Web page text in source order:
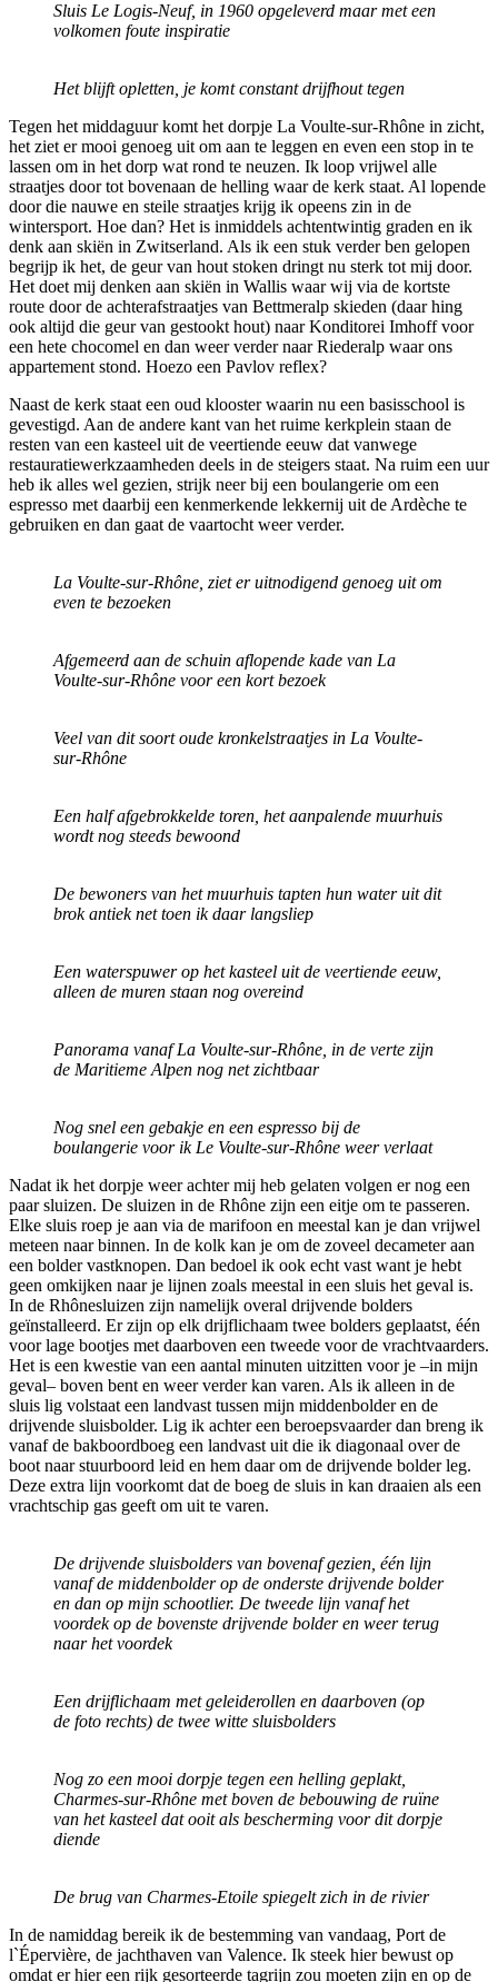
Sluis Le Logis-Neuf, in 1960 opgeleverd maar met een
volkomen foute inspiratie
Het blijft opletten, je komt constant drijfhout tegen
Tegen het middaguur komt het dorpje La Voulte-sur-Rhône in zicht,
het ziet er mooi genoeg uit om aan te leggen en even een stop in te
lassen om in het dorp wat rond te neuzen. Ik loop vrijwel alle
straatjes door tot bovenaan de helling waar de kerk staat. Al lopende
door die nauwe en steile straatjes krijg ik opeens zin in de
wintersport. Hoe dan? Het is inmiddels achtentwintig graden en ik
denk aan skiën in Zwitserland. Als ik een stuk verder ben gelopen
begrijp ik het, de geur van hout stoken dringt nu sterk tot mij door.
Het doet mij denken aan skiën in Wallis waar wij via de kortste
route door de achterafstraatjes van Bettmeralp skieden (daar hing
ook altijd die geur van gestookt hout) naar Konditorei Imhoff voor
een hete chocomel en dan weer verder naar Riederalp waar ons
appartement stond. Hoezo een Pavlov reflex?
Naast de kerk staat een oud klooster waarin nu een basisschool is
gevestigd. Aan de andere kant van het ruime kerkplein staan de
resten van een kasteel uit de veertiende eeuw dat vanwege
restauratiewerkzaamheden deels in de steigers staat. Na ruim een uur
heb ik alles wel gezien, strijk neer bij een boulangerie om een
espresso met daarbij een kenmerkende lekkernij uit de Ardèche te
gebruiken en dan gaat de vaartocht weer verder.
La Voulte-sur-Rhône, ziet er uitnodigend genoeg uit om
even te bezoeken
Afgemeerd aan de schuin aflopende kade van La
Voulte-sur-Rhône voor een kort bezoek
Veel van dit soort oude kronkelstraatjes in La Voulte-
sur-Rhône
Een half afgebrokkelde toren, het aanpalende muurhuis
wordt nog steeds bewoond
De bewoners van het muurhuis tapten hun water uit dit
brok antiek net toen ik daar langsliep
Een waterspuwer op het kasteel uit de veertiende eeuw,
alleen de muren staan nog overeind
Panorama vanaf La Voulte-sur-Rhône, in de verte zijn
de Maritieme Alpen nog net zichtbaar
Nog snel een gebakje en een espresso bij de
boulangerie voor ik Le Voulte-sur-Rhône weer verlaat
Nadat ik het dorpje weer achter mij heb gelaten volgen er nog een
paar sluizen. De sluizen in de Rhône zijn een eitje om te passeren.
Elke sluis roep je aan via de marifoon en meestal kan je dan vrijwel
meteen naar binnen. In de kolk kan je om de zoveel decameter aan
een bolder vastknopen. Dan bedoel ik ook echt vast want je hebt
geen omkijken naar je lijnen zoals meestal in een sluis het geval is.
In de Rhônesluizen zijn namelijk overal drijvende bolders
geïnstalleerd. Er zijn op elk drijflichaam twee bolders geplaatst, één
voor lage bootjes met daarboven een tweede voor de vrachtvaarders.
Het is een kwestie van een aantal minuten uitzitten voor je –in mijn
geval– boven bent en weer verder kan varen. Als ik alleen in de
sluis lig volstaat een landvast tussen mijn middenbolder en de
drijvende sluisbolder. Lig ik achter een beroepsvaarder dan breng ik
vanaf de bakboordboeg een landvast uit die ik diagonaal over de
boot naar stuurboord leid en hem daar om de drijvende bolder leg.
Deze extra lijn voorkomt dat de boeg de sluis in kan draaien als een
vrachtschip gas geeft om uit te varen.
De drijvende sluisbolders van bovenaf gezien, één lijn
vanaf de middenbolder op de onderste drijvende bolder
en dan op mijn schootlier. De tweede lijn vanaf het
voordek op de bovenste drijvende bolder en weer terug
naar het voordek
Een drijflichaam met geleiderollen en daarboven (op
de foto rechts) de twee witte sluisbolders
Nog zo een mooi dorpje tegen een helling geplakt,
Charmes-sur-Rhône met boven de bebouwing de ruïne
van het kasteel dat ooit als bescherming voor dit dorpje
diende
De brug van Charmes-Etoile spiegelt zich in de rivier
In de namiddag bereik ik de bestemming van vandaag, Port de
l`Épervière, de jachthaven van Valence. Ik steek hier bewust op
omdat er hier een rijk gesorteerde tagrijn zou moeten zijn en op de